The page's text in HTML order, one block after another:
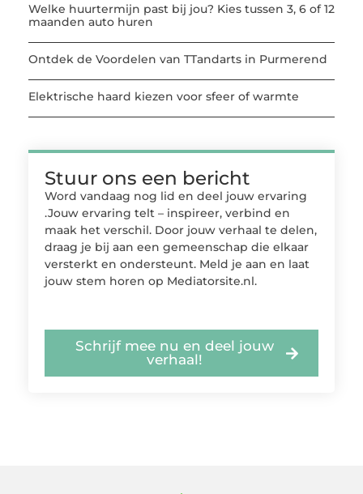
Welke huurtermijn past bij jou? Kies tussen 3, 6 of 12
maanden auto huren
Ontdek de Voordelen van TTandarts in Purmerend
Elektrische haard kiezen voor sfeer of warmte
Stuur ons een bericht
Word vandaag nog lid en deel jouw ervaring
.Jouw ervaring telt – inspireer, verbind en
maak het verschil. Door jouw verhaal te delen,
draag je bij aan een gemeenschap die elkaar
versterkt en ondersteunt. Meld je aan en laat
jouw stem horen op Mediatorsite.nl.
Schrijf mee nu en deel jouw
verhaal!